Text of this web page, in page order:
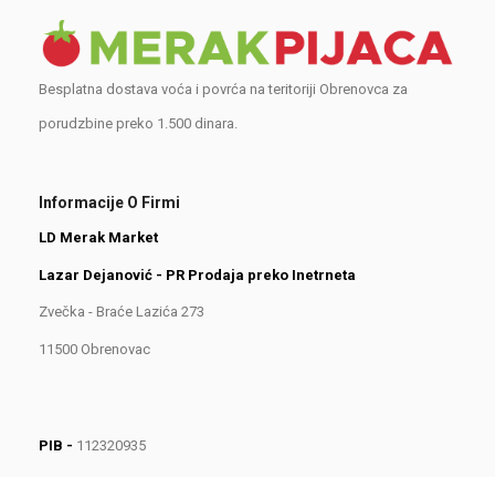
Besplatna dostava voća i povrća na teritoriji Obrenovca za
porudzbine preko 1.500 dinara.
Informacije O Firmi
LD Merak Market
Lazar Dejanović - PR Prodaja preko Inetrneta
Zvečka - Braće Lazića 273
11500 Obrenovac
PIB - 112320935